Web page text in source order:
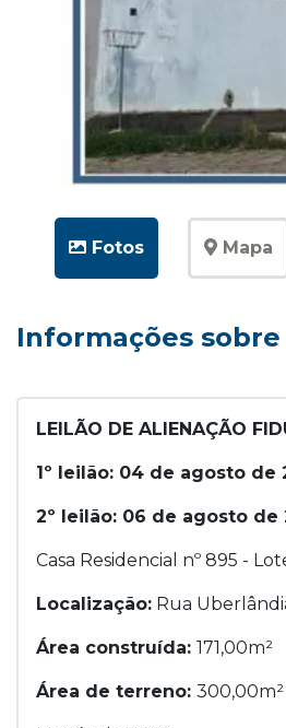
Fotos Mapa
Informações
LEILÃO DE ALIENAÇÃO
1º leilão: 04 de agosto de
2º leilão: 06 de agosto de
Casa Residencial nº 895 -
Localização: Rua
Área construída: 171,00m²
Área de terreno: 300,00m²